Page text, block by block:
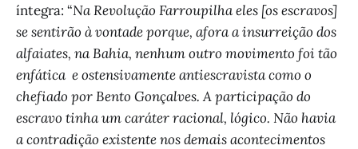
íntegra: “Na Revolução Farroupilha eles [os escravos]
se sentirão à vontade porque, afora a insurreição dos
alfaiates, na Bahia, nenhum outro movimento foi tão
enfática e ostensivamente antiescravista como o
chefiado por Bento Gonçalves. A participação do
escravo tinha um caráter racional, lógico. Não havia
a contradição existente nos demais acontecimentos